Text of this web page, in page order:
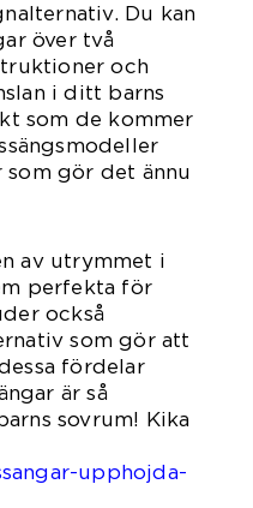
Du kan
över två
och
i ditt barns
som de kommer
gör det ännu
av utrymmet i
perfekta för
också
som gör att
fördelar
är så
sovrum! Kika
upphojda-